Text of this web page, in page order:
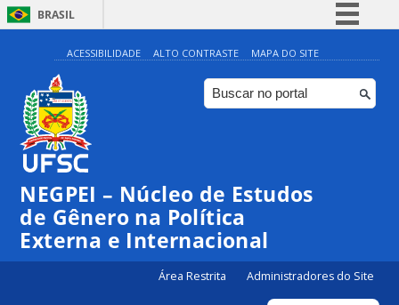
BRASIL
Simplifique!
Comunica BR
Participe
Canais
ACESSIBILIDADE ALTO CONTRASTE MAPA DO SITE
NEGPEI – Núcleo de Estudos
de Gênero na Política
Externa e Internacional
Área Restrita Administradores do Site